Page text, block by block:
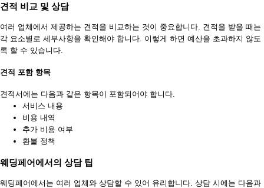
견적 비교 및 상담
여러 업체에서 제공하는 견적을 비교하는 것이 중요합니다. 견적을 받을 때는
각 요소별로 세부사항을 확인해야 합니다. 이렇게 하면 예산을 초과하지 않도
록 할 수 있습니다.
견적 포함 항목
견적서에는 다음과 같은 항목이 포함되어야 합니다.
서비스 내용
비용 내역
추가 비용 여부
환불 정책
웨딩페어에서의 상담 팁
웨딩페어에서는 여러 업체와 상담할 수 있어 유리합니다. 상담 시에는 다음과